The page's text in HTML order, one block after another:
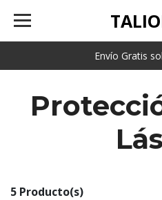
Envío Gratis
5 Producto(s)